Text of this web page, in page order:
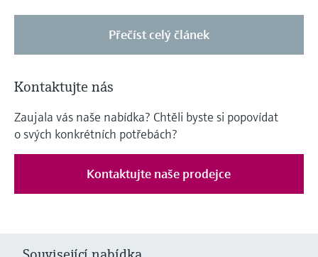
Přečíst celý článek
Kontaktujte nás
Zaujala vás naše nabídka? Chtěli byste si popovídat
o svých konkrétních potřebách?
Kontaktujte naše prodejce